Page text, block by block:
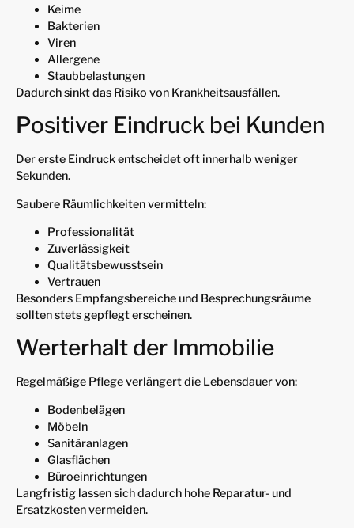
Keime
Bakterien
Viren
Allergene
Staubbelastungen
Dadurch sinkt das Risiko von Krankheitsausfällen.
Positiver Eindruck bei Kunden
Der erste Eindruck entscheidet oft innerhalb weniger
Sekunden.
Saubere Räumlichkeiten vermitteln:
Professionalität
Zuverlässigkeit
Qualitätsbewusstsein
Vertrauen
Besonders Empfangsbereiche und Besprechungsräume
sollten stets gepflegt erscheinen.
Werterhalt der Immobilie
Regelmäßige Pflege verlängert die Lebensdauer von:
Bodenbelägen
Möbeln
Sanitäranlagen
Glasflächen
Büroeinrichtungen
Langfristig lassen sich dadurch hohe Reparatur- und
Ersatzkosten vermeiden.